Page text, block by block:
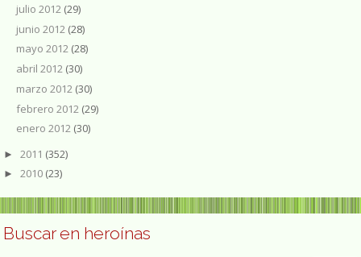
julio 2012 (29)
junio 2012 (28)
mayo 2012 (28)
abril 2012 (30)
marzo 2012 (30)
febrero 2012 (29)
enero 2012 (30)
► 2011 (352)
► 2010 (23)
Buscar en heroínas